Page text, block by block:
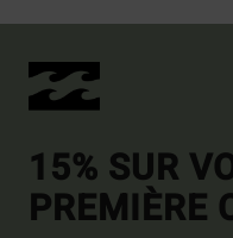
15% SUR
PREMIÈRE